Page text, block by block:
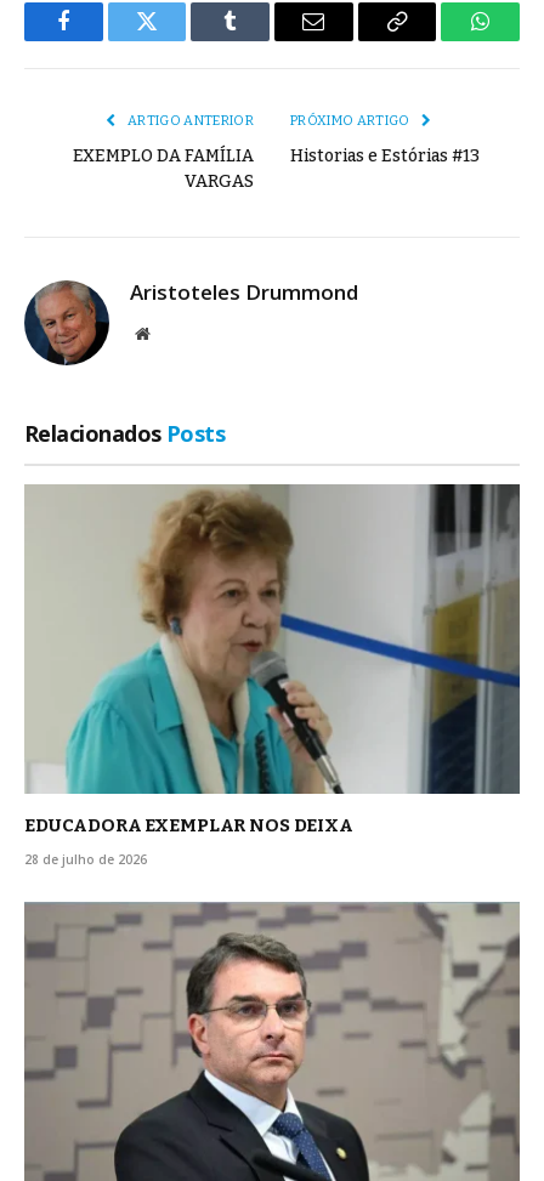
FacebookTwitter Tumblr
E-
Copiar
ARTIGO ANTERIOR
EXEMPLO DA FAMÍLIA
VARGAS
PRÓXIMO ARTIGO
Historias e Estórias #13
Aristoteles Drummond
Site
Relacionados Posts
EDUCADORA EXEMPLAR NOS DEIXA
28 de julho de 2026